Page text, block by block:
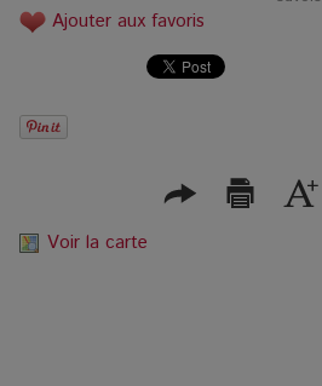
Ajouter aux favoris
Voir la carte